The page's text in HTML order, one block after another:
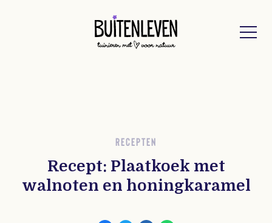
RECEPTEN
Recept: Plaatkoek met
walnoten en honingkaramel